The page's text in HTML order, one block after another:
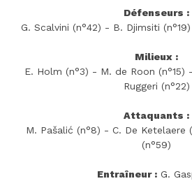
Défenseurs :
G. Scalvini (n°42) - B. Djimsiti
Milieux :
E. Holm (n°3) - M. de Roon (n°15)
Ruggeri (n°22)
Attaquants :
M. Pašalić (n°8) - C. De Ketelaere
(n°59)
Entraîneur :G.